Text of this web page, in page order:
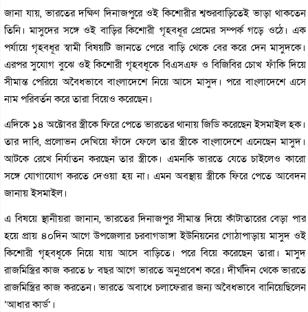
জানা যায়, ভারতের দক্ষিণ দিনাজপুরে ওই কিশোরীর শ্বশুরবাড়িতেই ভাড়া থাকতেন
তিনি। মাসুদের সঙ্গে ওই বাড়ির কিশোরী গৃহবধূর প্রেমের সম্পর্ক গড়ে ওঠে। এক
পর্যায়ে গৃহবধূর স্বামী বিষয়টি জানতে পেরে বাড়ি থেকে বের করে দেন মাসুদকে।
এরপর সুযোগ বুঝে ওই কিশোরী গৃহবধূকে বিএসএফ ও বিজিবির চোখ ফাঁকি দিয়ে
সীমান্ত পেরিয়ে অবৈধভাবে বাংলাদেশে নিয়ে আসে মাসুদ। পরে বাংলাদেশে এসে
নাম পরিবর্তন করে তারা বিয়েও করেছেন।
এদিকে ১৪ অক্টোবর স্ত্রীকে ফিরে পেতে ভারতের থানায় জিডি করেছেন ইসমাইল হক।
তার দাবি, প্রলোভন দেখিয়ে ফাঁদে ফেলে তার স্ত্রীকে বাংলাদেশে এনেছেন মাসুদ।
আটকে রেখে নির্যাতন করছেন তার স্ত্রীকে। এমনকি ভারতে যেতে চাইলেও কারো
সঙ্গে যোগাযোগ করতে দেওয়া হয় না। এমন অবস্থায় স্ত্রীকে ফিরে পেতে আবেদন
জানায় ইসমাইল।
এ বিষয়ে স্থানীয়রা জানান, ভারতের দিনাজপুর সীমান্ত দিয়ে কাঁটাতারের বেড়া পার
হয়ে প্রায় ৪০দিন আগে উপজেলার চরবাগডাঙ্গা ইউনিয়নের গোঠাপাড়ায় মাসুদ ওই
কিশোরী গৃহবধূকে নিয়ে যায় আসে বাড়িতে। পরে বিয়ে করেছেন তারা। মাসুদ
রাজমিস্ত্রির কাজ করতে ৮ বছর আগে ভারতে অনুপ্রবেশ করে। দীর্ঘদিন থেকে ভারতে
রাজমিস্ত্রির কাজ করতেন। ভারতে অবাধে চলাফেরার জন্য অবৈধভাবে বানিয়েছিলেন
‘আধার কার্ড’।